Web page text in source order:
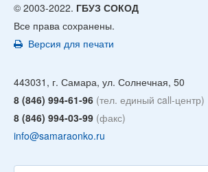
© 2003-2022. ГБУЗ СОКОД
Все права сохранены.
Версия для печати
443031, г. Самара, ул. Солнечная, 50
8 (846) 994-61-96 (тел. единый call-центр)
8 (846) 994-03-99 (факс)
info@samaraonko.ru